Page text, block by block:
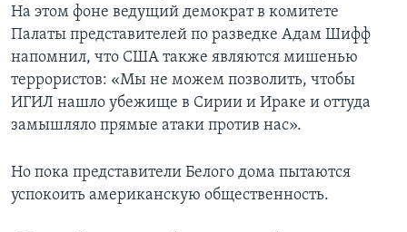
На этом фоне ведущий демократ в комитете
Палаты представителей по разведке Адам Шифф
напомнил, что США также являются мишенью
террористов: «Мы не можем позволить, чтобы
ИГИЛ нашло убежище в Сирии и Ираке и оттуда
замышляло прямые атаки против нас».
Но пока представители Белого дома пытаются
успокоить американскую общественность.